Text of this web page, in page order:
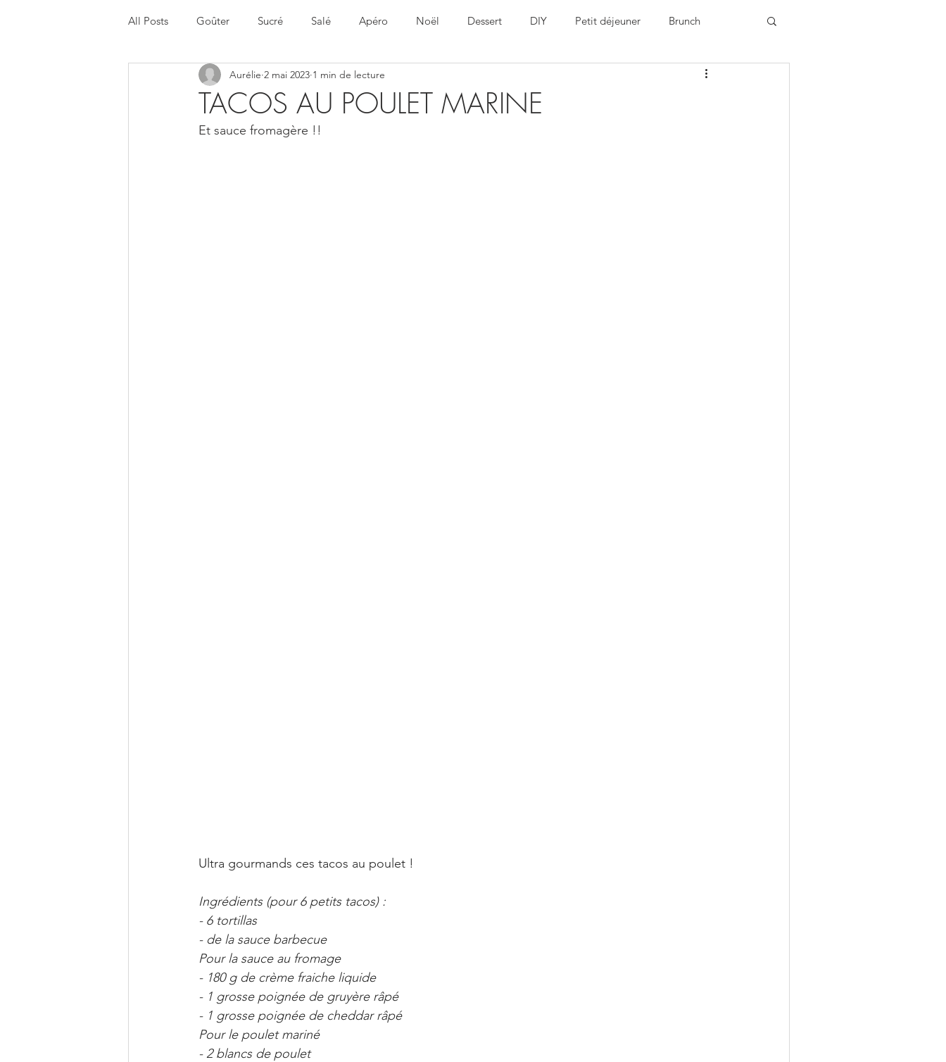
All Posts Goûter Sucré Salé Apéro Noël Dessert DIY Petit déjeuner Brunch
Halloween Menu de la semaine Healthy
TACOS AU POULET MARINE
Aurélie 2 mai 2023 1 min de lecture
Et sauce fromagère !!
Ultra gourmands ces tacos au poulet !
Ingrédients (pour 6 petits tacos) :
- 6 tortillas
- de la sauce barbecue
Pour la sauce au fromage
- 180 g de crème fraiche liquide
- 1 grosse poignée de gruyère râpé
- 1 grosse poignée de cheddar râpé
Pour le poulet mariné
- 2 blancs de poulet